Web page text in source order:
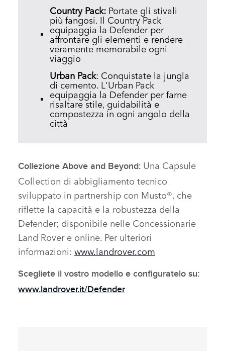
Country Pack: Portate gli stivali
più fangosi. Il Country Pack
equipaggia la Defender per
affrontare gli elementi e rendere
veramente memorabile ogni
viaggio
Urban Pack: Conquistate la jungla
di cemento. L'Urban Pack
equipaggia la Defender per farne
risaltare stile, guidabilità e
compostezza in ogni angolo della
città
Collezione Above and Beyond: Una Capsule
Collection di abbigliamento tecnico
sviluppato in partnership con Musto®, che
riflette la capacità e la robustezza della
Defender; disponibile nelle Concessionarie
Land Rover e online. Per ulteriori
informazioni: www.landrover.com
Scegliete il vostro modello e configuratelo su:
www.landrover.it/Defender